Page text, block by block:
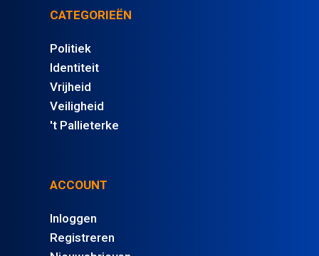
CATEGORIEËN
Politiek
Identiteit
Vrijheid
Veiligheid
't Pallieterke
ACCOUNT
Inloggen
Registreren